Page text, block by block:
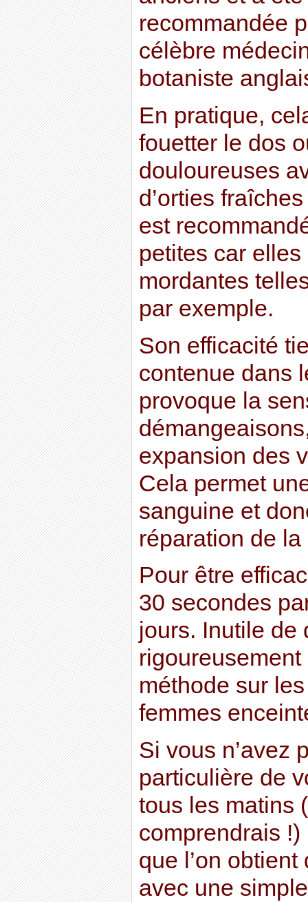
recommandée
célèbre
botaniste
En pratique,
fouetter le dos
douloureuses
d’orties
est
petites car
mordantes
par exemple.
Son efficacité
contenue dans
provoque la
expansion des
Cela permet
sanguine et
réparation de
Pour être
30 secondes
jours. Inutile de
rigoureusement
méthode sur
femmes
Si vous n’avez
particulière de
tous les matins
comprendrais
que l’on
avec une